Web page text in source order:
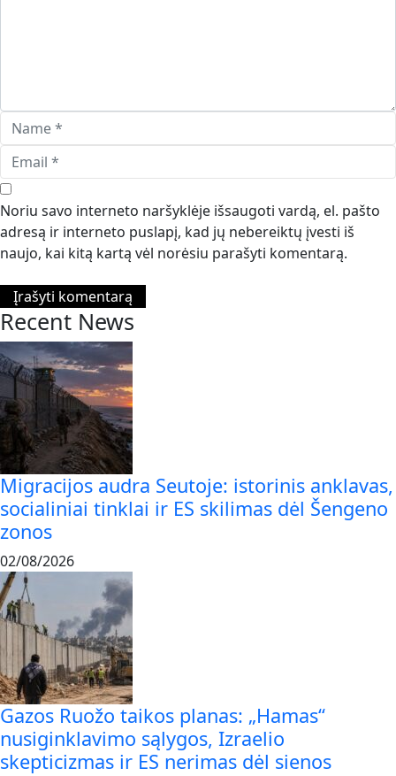
Noriu savo interneto naršyklėje išsaugoti vardą, el. pašto
adresą ir interneto puslapį, kad jų nebereiktų įvesti iš
naujo, kai kitą kartą vėl norėsiu parašyti komentarą.
Recent News
Migracijos audra Seutoje: istorinis anklavas,
socialiniai tinklai ir ES skilimas dėl Šengeno
zonos
02/08/2026
Gazos Ruožo taikos planas: „Hamas“
nusiginklavimo sąlygos, Izraelio
skepticizmas ir ES nerimas dėl sienos